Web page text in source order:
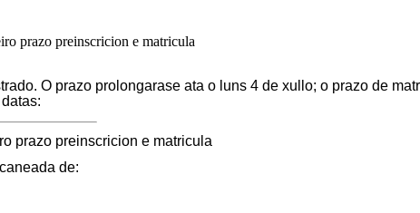
O prazo prolongarase ata o luns 4 de xullo; o prazo de
de: